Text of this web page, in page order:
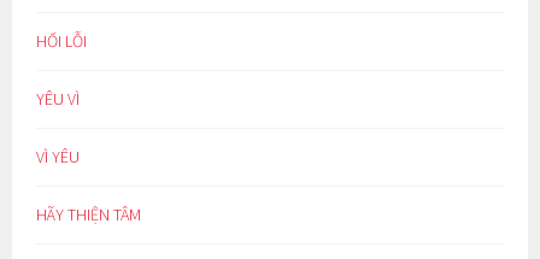
HỐI LỖI
YÊU VÌ
VÌ YÊU
HÃY THIỆN TÂM